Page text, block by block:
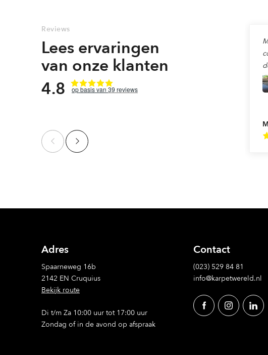
Reviews
Lees ervaringen
van onze klanten
4.8
39 reviews
Adres
Spaarneweg 16b
2142 EN Cruquius
Bekijk route
Di t/m Za 10:00 uur tot 17:00 uur
Zondag of in de avond op afspraak
Contact
(023) 529 84 81
info@karpetwereld.nl